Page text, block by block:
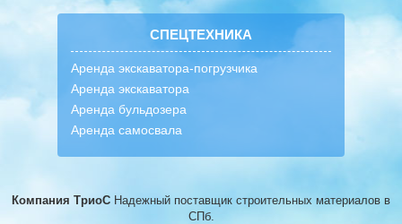
СПЕЦТЕХНИКА
Аренда экскаватора-погрузчика
Аренда экскаватора
Аренда бульдозера
Аренда самосвала
Компания ТриоС Надежный поставщик строительных материалов в
СПб.